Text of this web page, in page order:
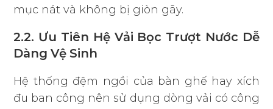
mục nát và không bị giòn gãy.
2.2. Ưu Tiên Hệ Vải Bọc Trượt Nước Dễ
Dàng Vệ Sinh
Hệ thống đệm ngồi của bàn ghế hay xích
đu ban công nên sử dụng dòng vải có công